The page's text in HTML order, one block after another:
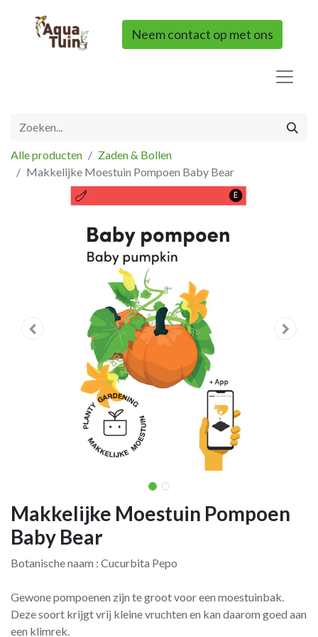
Neem contact op met ons
Alle producten
Zaden & Bollen
Makkelijke Moestuin Pompoen Baby Bear
Makkelijke Moestuin Pompoen
Baby Bear
Botanische naam : Cucurbita Pepo
Gewone pompoenen zijn te groot voor een moestuinbak.
Deze soort krijgt vrij kleine vruchten en kan daarom goed aan
een klimrek.